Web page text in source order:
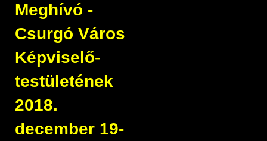
Meghívó -
Csurgó Város
Képviselő-
testületének
2018.
december 19-